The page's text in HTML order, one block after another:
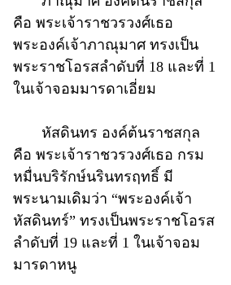
คือ พระเจ้าราชวรวงศ์เธอ
พระองค์เจ้าภาณุมาศ ทรงเป็น
พระราชโอรสลำดับที่ 18 และที่ 1
ในเจ้าจอมมารดาเอี่ยม
หัสดินทร องค์ต้นราชสกุล
คือ พระเจ้าราชวรวงศ์เธอ กรม
หมื่นบริรักษ์นรินทรฤทธิ์ มี
พระนามเดิมว่า “พระองค์เจ้า
หัสดินทร์” ทรงเป็นพระราชโอรส
ลำดับที่ 19 และที่ 1 ในเจ้าจอม
มารดาหนู